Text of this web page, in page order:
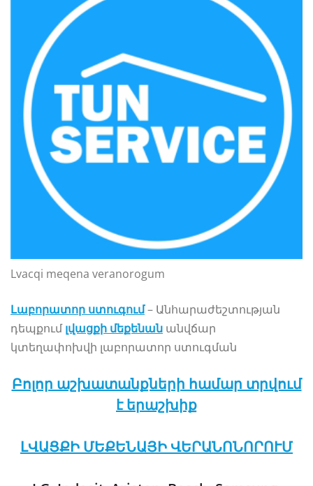
Lvacqi meqena veranorogum
Լաբորատոր ստուգում– Անհարաժեշտության
դեպքումլվացքի մեքենան անվճար
կտեղափոխվի լաբորատոր ստուգման
Բոլոր աշխատանքների համար տրվում
է երաշխիք
ԼՎԱՑՔԻ ՄԵՔԵՆԱՅԻ ՎԵՐԱՆՈՆՈՐՈՒՄ